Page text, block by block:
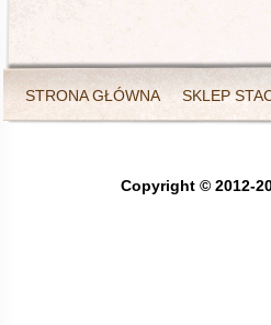
STRONA GŁÓWNA SKLEP
Copyright © 2012-